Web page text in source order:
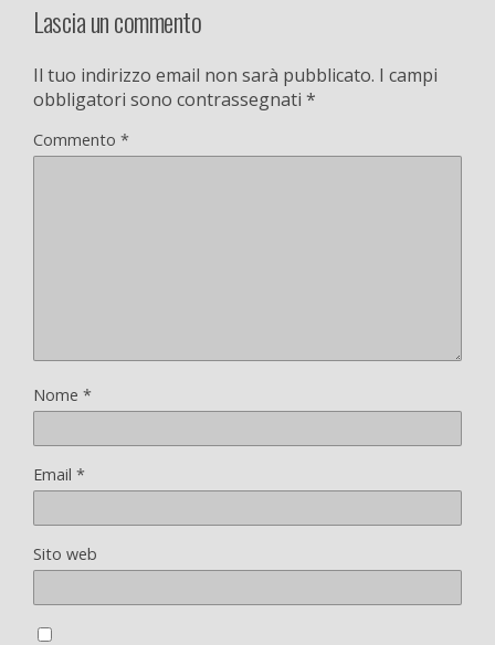
Lascia un commento
Il tuo indirizzo email non sarà pubblicato. I campi
obbligatori sono contrassegnati *
Commento *
Nome *
Email *
Sito web